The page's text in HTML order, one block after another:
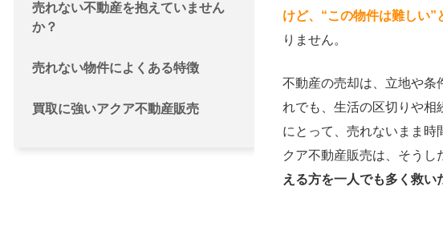
売れない不動産を抱えていません
か？
売れない物件によくある特徴
買取に強いアクア不動産販売
けど、“この物件は難しい”
りません。
不動産の売却は、立地や条
れでも、生活の区切りや相
にとって、売れないまま時
クア不動産販売は、そうし
える方を一人でも多く救い